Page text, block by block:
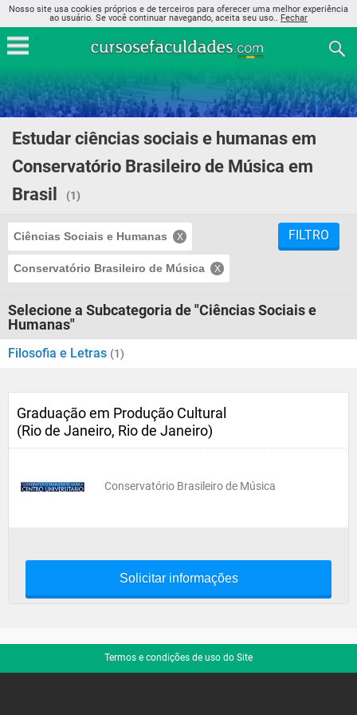
Nosso site usa cookies próprios e de terceiros para oferecer uma melhor experiência
ao usuário. Se você continuar navegando, aceita seu uso.. Fechar
Estudar ciências sociais e humanas em
Conservatório Brasileiro de Música em
Brasil
(1)
Ciências Sociais e Humanas
Conservatório Brasileiro de Música
FILTRO
Selecione a Subcategoria de "Ciências Sociais e
Humanas"
Filosofia e Letras (1)
Graduação em Produção Cultural
(Rio de Janeiro, Rio de Janeiro)
Conservatório Brasileiro de Música
Solicitar informações
Termos e condições de uso do Site